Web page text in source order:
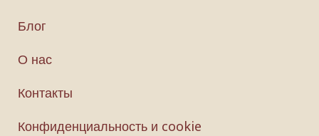
Блог
О нас
Контакты
Конфиденциальность и cookie